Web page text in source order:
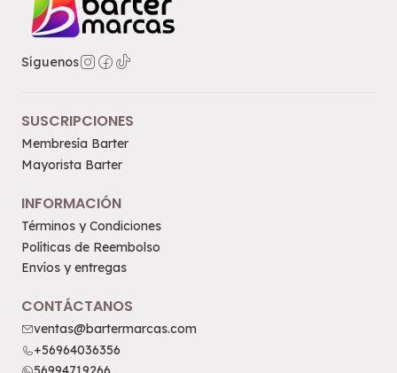
Síguenos
SUSCRIPCIONES
Membresía Barter
Mayorista Barter
INFORMACIÓN
Términos y Condiciones
Políticas de Reembolso
Envíos y entregas
CONTÁCTANOS
ventas@bartermarcas.com
+56964036356